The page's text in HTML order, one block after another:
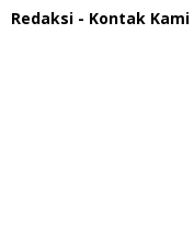
Redaksi - Kontak Kami